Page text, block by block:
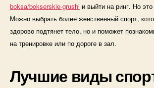
boksa/bokserskie-grushi и выйти на ринг. Но
Можно выбрать более женственный спорт,
здорово подтянет тело, но и поможет
на тренировке или по дороге в зал.
Лучшие виды